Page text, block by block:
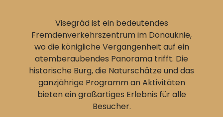
Visegrád ist ein bedeutendes
Fremdenverkehrszentrum im Donauknie,
wo die königliche Vergangenheit auf ein
atemberaubendes Panorama trifft. Die
historische Burg, die Naturschätze und das
ganzjährige Programm an Aktivitäten
bieten ein großartiges Erlebnis für alle
Besucher.